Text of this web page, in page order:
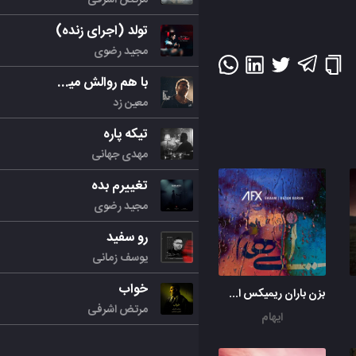
بزن باران ریمیکس ای اف اکس
ایهام
تولد (اجرای زنده)
مجید رضوی
با هم روالش میکنیم
معین زد
تیکه پاره
مهدی جهانی
تغییرم بده
مجید رضوی
رو سفید
یوسف زمانی
خواب
مرتض اشرفی